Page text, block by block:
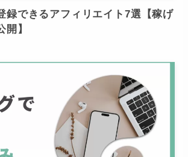
録できるアフィリエイト7選【稼げ
開】